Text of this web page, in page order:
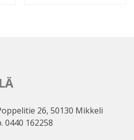
26, 50130 Mikkeli
0440 162258